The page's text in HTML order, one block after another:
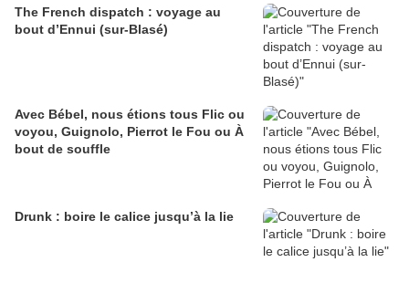
The French dispatch : voyage au
bout d’Ennui (sur-Blasé)
Avec Bébel, nous étions tous Flic ou
voyou, Guignolo, Pierrot le Fou ou À
bout de souffle
Drunk : boire le calice jusqu’à la lie